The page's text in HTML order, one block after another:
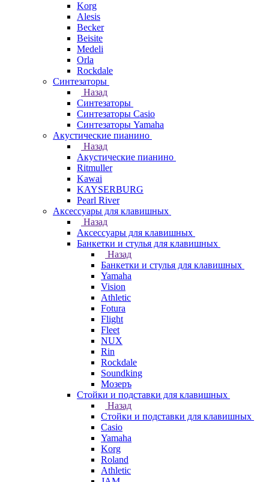
Korg
Alesis
Becker
Beisite
Medeli
Orla
Rockdale
Синтезаторы
Назад
Синтезаторы
Синтезаторы Casio
Синтезаторы Yamaha
Акустические пианино
Назад
Акустические пианино
Ritmuller
Kawai
KAYSERBURG
Pearl River
Аксессуары для клавишных
Назад
Аксессуары для клавишных
Банкетки и стулья для клавишных
Назад
Банкетки и стулья для клавишных
Yamaha
Vision
Athletic
Fotura
Flight
Fleet
NUX
Rin
Rockdale
Soundking
Мозеръ
Стойки и подставки для клавишных
Назад
Стойки и подставки для клавишных
Casio
Yamaha
Korg
Roland
Athletic